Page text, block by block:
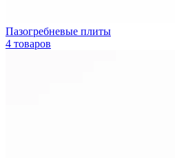
Пазогребневые плиты
4 товаров